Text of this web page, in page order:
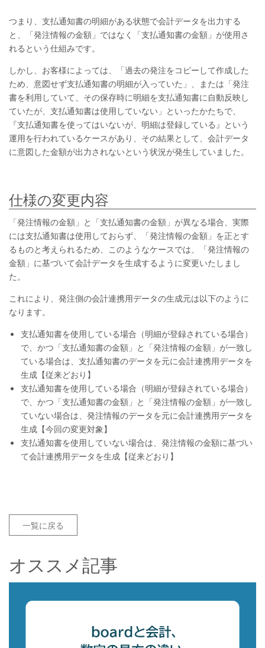
つまり、支払通知書の明細がある状態で会計データを出力する
と、「発注情報の金額」ではなく「支払通知書の金額」が使用さ
れるという仕組みです。
しかし、お客様によっては、「過去の発注をコピーして作成した
ため、意図せず支払通知書の明細が入っていた」、または「発注
書を利用していて、その保存時に明細を支払通知書に自動反映し
ていたが、支払通知書は使用していない」といったかたちで、
『支払通知書を使ってはいないが、明細は登録している』という
運用を行われているケースがあり、その結果として、会計データ
に意図した金額が出力されないという状況が発生していました。
仕様の変更内容
「発注情報の金額」と「支払通知書の金額」が異なる場合、実際
には支払通知書は使用しておらず、「発注情報の金額」を正とす
るものと考えられるため、このようなケースでは、「発注情報の
金額」に基づいて会計データを生成するように変更いたしまし
た。
これにより、発注側の会計連携用データの生成元は以下のように
なります。
支払通知書を使用している場合（明細が登録されている場合）
で、かつ「支払通知書の金額」と「発注情報の金額」が一致し
ている場合は、支払通知書のデータを元に会計連携用データを
生成【従来どおり】
支払通知書を使用している場合（明細が登録されている場合）
で、かつ「支払通知書の金額」と「発注情報の金額」が一致し
ていない場合は、発注情報のデータを元に会計連携用データを
生成【今回の変更対象】
支払通知書を使用していない場合は、発注情報の金額に基づい
て会計連携用データを生成【従来どおり】
一覧に戻る
オススメ記事